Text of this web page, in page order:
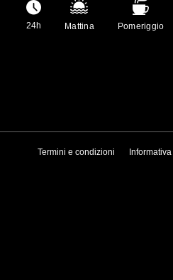
24h Mattina Pomeriggio
Termini e condizioni